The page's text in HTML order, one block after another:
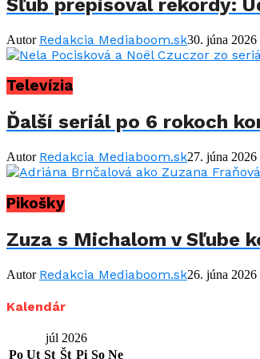
Sľub prepisoval rekordy:
Autor Redakcia Mediaboom.sk30. júna 2026
Televízia
Ďalší seriál po 6 rokoch
Autor Redakcia Mediaboom.sk27. júna 2026
Pikošky
Zuza s Michalom v Sľube
Autor Redakcia Mediaboom.sk26. júna 2026
Kalendár
júl 2026
Po Ut St Št Pi So Ne